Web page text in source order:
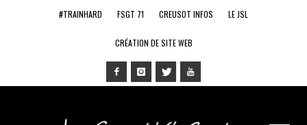
#TRAINHARD FSGT 71 CREUSOT INFOS LE JSL
CRÉATION DE SITE WEB